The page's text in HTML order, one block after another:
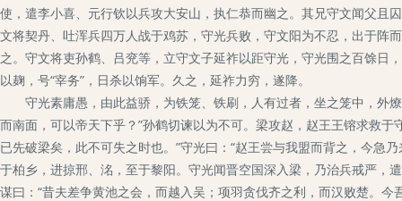
使，遣李小喜、元行钦以兵攻大安山，执仁恭而幽之。其兄守文闻父且
文将契丹、吐浑兵四万人战于鸡苏，守光兵败，守文阳为不忍，出于阵
之。守文将吏孙鹤、吕兖等，立守文子延祚以距守光，守光围之百馀
以麹，号“宰务”，日杀以饷军。久之，延祚力穷，遂降。
守光素庸愚，由此益骄，为铁笼、铁刷，人有过者，坐之笼中，外
而南面，可以帝天下乎？”孙鹤切谏以为不可。梁攻赵，赵王王镕求救
已先破梁矣，此不可失之时也。”守光曰：“赵王尝与我盟而背之，今急
于柏乡，进掠邢、洺，至于黎阳。守光闻晋空国深入梁，乃治兵戒严，
谋曰：“昔夫差争黄池之会，而越入吴；项羽贪伐齐之利，而汉败楚。